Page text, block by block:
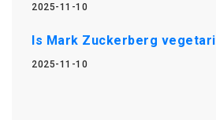
2025-11-10
Is Mark Zuckerberg
2025-11-10